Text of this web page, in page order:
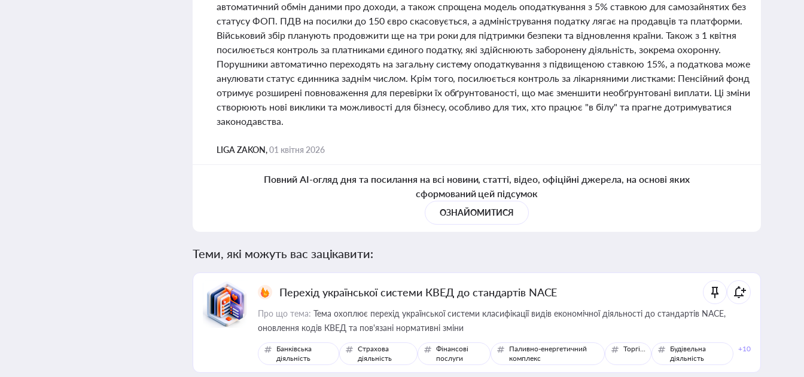
автоматичний обмін даними про доходи, а також спрощена модель оподаткування з 5% ставкою для самозайнятих без
статусу ФОП. ПДВ на посилки до 150 євро скасовується, а адміністрування податку лягає на продавців та платформи.
Військовий збір планують продовжити ще на три роки для підтримки безпеки та відновлення країни. Також з 1 квітня
посилюється контроль за платниками єдиного податку, які здійснюють заборонену діяльність, зокрема охоронну.
Порушники автоматично переходять на загальну систему оподаткування з підвищеною ставкою 15%, а податкова може
анулювати статус єдинника заднім числом. Крім того, посилюється контроль за лікарняними листками: Пенсійний фонд
отримує розширені повноваження для перевірки їх обґрунтованості, що має зменшити необґрунтовані виплати. Ці зміни
створюють нові виклики та можливості для бізнесу, особливо для тих, хто працює "в білу" та прагне дотримуватися
законодавства.
LIGA ZAKON,01 квітня 2026
Повний AI-огляд дня та посилання на всі новини, статті, відео, офіційні джерела, на основі яких
сформований цей підсумок
ОЗНАЙОМИТИСЯ
Теми, які можуть вас зацікавити:
Перехід української системи КВЕД до стандартів NACE
Про що тема: Тема охоплює перехід української системи класифікації видів економічної діяльності до стандартів NACE,
оновлення кодів КВЕД та пов'язані нормативні зміни
Банківська
діяльність
Страхова
діяльність
Фінансові
послуги
Паливно-енергетичний
комплекс
Торгівля
Будівельна
діяльність
+10